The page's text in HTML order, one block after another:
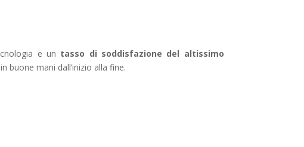
e un tasso di soddisfazione del altissimo
buone mani dall’inizio alla fine.